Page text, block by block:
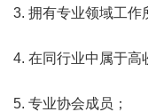
3. 拥有专业领域工作
4. 在同行业中属于高
5. 专业协会成员；